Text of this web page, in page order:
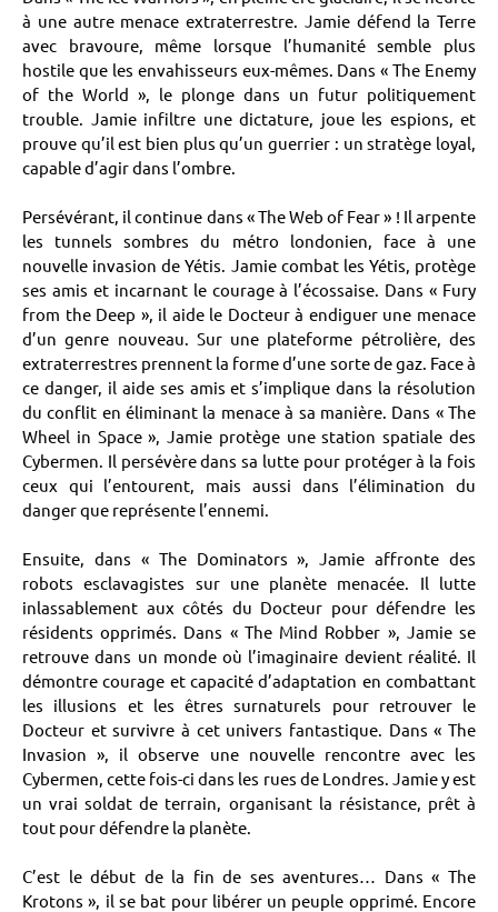
à une autre menace extraterrestre. Jamie défend la Terre
avec bravoure, même lorsque l’humanité semble plus
hostile que les envahisseurs eux-mêmes. Dans « The Enemy
of the World », le plonge dans un futur politiquement
trouble. Jamie infiltre une dictature, joue les espions, et
prouve qu’il est bien plus qu’un guerrier : un stratège loyal,
capable d’agir dans l’ombre.
Persévérant, il continue dans « The Web of Fear » ! Il arpente
les tunnels sombres du métro londonien, face à une
nouvelle invasion de Yétis. Jamie combat les Yétis, protège
ses amis et incarnant le courage à l’écossaise. Dans « Fury
from the Deep », il aide le Docteur à endiguer une menace
d’un genre nouveau. Sur une plateforme pétrolière, des
extraterrestres prennent la forme d’une sorte de gaz. Face à
ce danger, il aide ses amis et s’implique dans la résolution
du conflit en éliminant la menace à sa manière. Dans « The
Wheel in Space », Jamie protège une station spatiale des
Cybermen. Il persévère dans sa lutte pour protéger à la fois
ceux qui l’entourent, mais aussi dans l’élimination du
danger que représente l’ennemi.
Ensuite, dans « The Dominators », Jamie affronte des
robots esclavagistes sur une planète menacée. Il lutte
inlassablement aux côtés du Docteur pour défendre les
résidents opprimés. Dans « The Mind Robber », Jamie se
retrouve dans un monde où l’imaginaire devient réalité. Il
démontre courage et capacité d’adaptation en combattant
les illusions et les êtres surnaturels pour retrouver le
Docteur et survivre à cet univers fantastique. Dans « The
Invasion », il observe une nouvelle rencontre avec les
Cybermen, cette fois-ci dans les rues de Londres. Jamie y est
un vrai soldat de terrain, organisant la résistance, prêt à
tout pour défendre la planète.
C’est le début de la fin de ses aventures… Dans « The
Krotons », il se bat pour libérer un peuple opprimé. Encore